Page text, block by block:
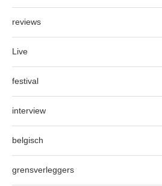
reviews
Live
festival
interview
belgisch
grensverleggers